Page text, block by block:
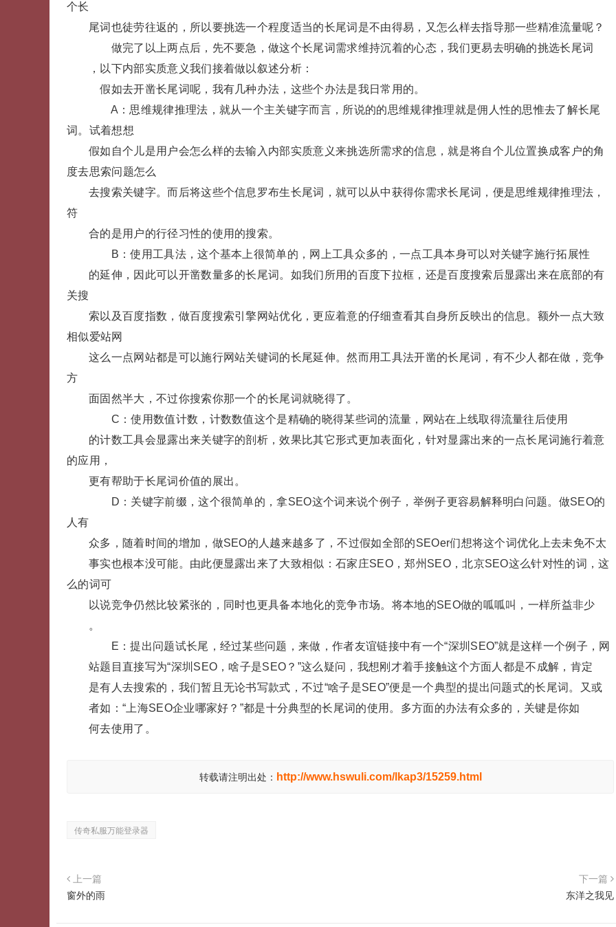
个长
尾词也徒劳往返的，所以要挑选一个程度适当的长尾词是不由得易，又怎么样去指导那一些精准流量呢？
做完了以上两点后，先不要急，做这个长尾词需求维持沉着的心态，我们更易去明确的挑选长尾词
，以下内部实质意义我们接着做以叙述分析：
假如去开凿长尾词呢，我有几种办法，这些个办法是我日常用的。
A：思维规律推理法，就从一个主关键字而言，所说的的思维规律推理就是佣人性的思惟去了解长尾
词。试着想想
假如自个儿是用户会怎么样的去输入内部实质意义来挑选所需求的信息，就是将自个儿位置换成客户的角
度去思索问题怎么
去搜索关键字。而后将这些个信息罗布生长尾词，就可以从中获得你需求长尾词，便是思维规律推理法，
符
合的是用户的行径习性的使用的搜索。
B：使用工具法，这个基本上很简单的，网上工具众多的，一点工具本身可以对关键字施行拓展性
的延伸，因此可以开凿数量多的长尾词。如我们所用的百度下拉框，还是百度搜索后显露出来在底部的有
关搜
索以及百度指数，做百度搜索引擎网站优化，更应着意的仔细查看其自身所反映出的信息。额外一点大致
相似爱站网
这么一点网站都是可以施行网站关键词的长尾延伸。然而用工具法开凿的长尾词，有不少人都在做，竞争
方
面固然半大，不过你搜索你那一个的长尾词就晓得了。
C：使用数值计数，计数数值这个是精确的晓得某些词的流量，网站在上线取得流量往后使用
的计数工具会显露出来关键字的剖析，效果比其它形式更加表面化，针对显露出来的一点长尾词施行着意
的应用，
更有帮助于长尾词价值的展出。
D：关键字前缀，这个很简单的，拿SEO这个词来说个例子，举例子更容易解释明白问题。做SEO的
人有
众多，随着时间的增加，做SEO的人越来越多了，不过假如全部的SEOer们想将这个词优化上去未免不太
事实也根本没可能。由此便显露出来了大致相似：石家庄SEO，郑州SEO，北京SEO这么针对性的词，这
么的词可
以说竞争仍然比较紧张的，同时也更具备本地化的竞争市场。将本地的SEO做的呱呱叫，一样所益非少
。
E：提出问题试长尾，经过某些问题，来做，作者友谊链接中有一个“深圳SEO”就是这样一个例子，网
站题目直接写为“深圳SEO，啥子是SEO？”这么疑问，我想刚才着手接触这个方面人都是不成解，肯定
是有人去搜索的，我们暂且无论书写款式，不过“啥子是SEO”便是一个典型的提出问题式的长尾词。又或
者如：“上海SEO企业哪家好？”都是十分典型的长尾词的使用。多方面的办法有众多的，关键是你如
何去使用了。
转载请注明出处： http://www.hswuli.com/lkap3/15259.html
传奇私服万能登录器
上一篇
窗外的雨
下一篇
东洋之我见